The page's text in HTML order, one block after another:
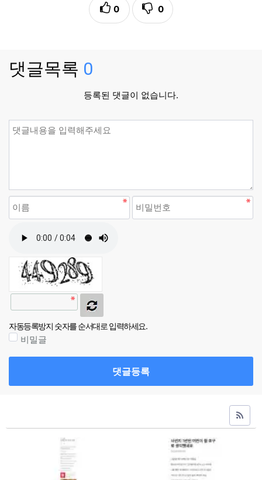
0 0
댓글목록 0
등록된 댓글이 없습니다.
자동등록방지 숫자를 순서대로 입력하세요.
비밀글
댓글등록